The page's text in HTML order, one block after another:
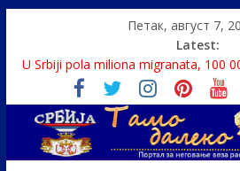
Петак, август 7,
Latest:
U Srbiji pola miliona migranata, 100
Како је „Господар књига“
непријатељем
Čije je pravo na istinu o Nikoli Tesli?
Srbin zaspao na Dunavu, reka ga
Politika i seks glavne teme srpskih